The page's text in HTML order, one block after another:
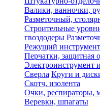
Валики, ванночки,
Разметочный,
Строительные
гвоздодеры
Режущий
Перчатки, защитная
Электроинструмент
Сверла Круги и
Скотч, изолента
Очки, респираторы,
Веревки, шпагаты